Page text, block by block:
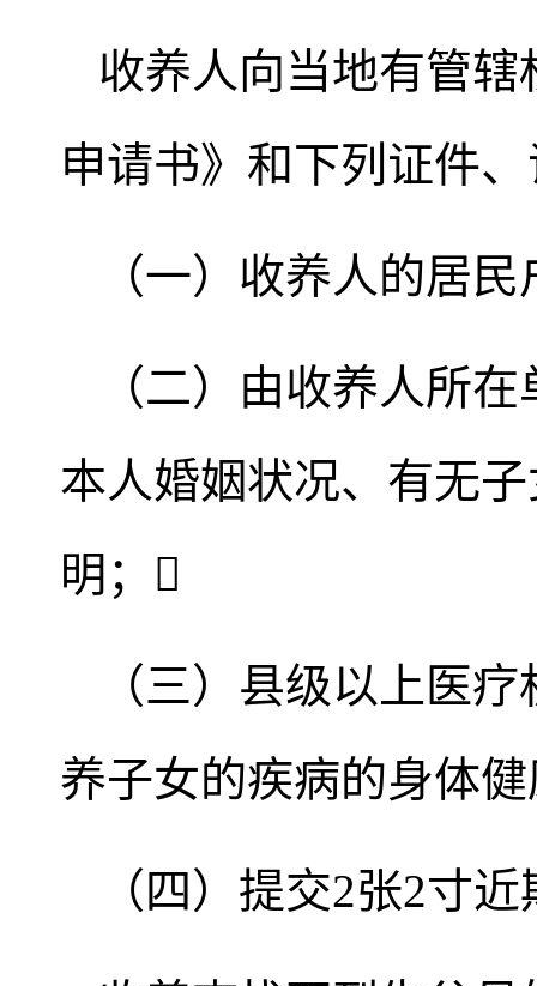
收养人向当地有管
申请书》和下列证件
（一）收养人的居
（二）由收养人所
本人婚姻状况、有无
明；
（三）县级以上医
养子女的疾病的身体
（四）提交2张2寸